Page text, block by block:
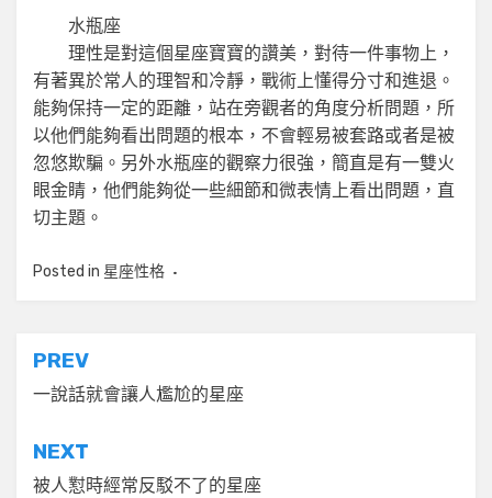
水瓶座
理性是對這個星座寶寶的讚美，對待一件事物上，
有著異於常人的理智和冷靜，戰術上懂得分寸和進退。
能夠保持一定的距離，站在旁觀者的角度分析問題，所
以他們能夠看出問題的根本，不會輕易被套路或者是被
忽悠欺騙。另外水瓶座的觀察力很強，簡直是有一雙火
眼金睛，他們能夠從一些細節和微表情上看出問題，直
切主題。
Posted in 星座性格
文
章
導
覽
PREV
一說話就會讓人尷尬的星座
NEXT
被人懟時經常反駁不了的星座